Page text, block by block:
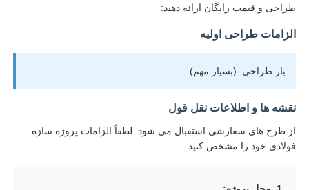
طراحی و قیمت رایگان ارائه دهید:
الزامات طراحی اولیه
بار طراحی: (بسیار مهم)
نقشه ها و اطلاعات نقل قول
از طرح های سفارشی استقبال می شود. لطفاً الزامات پروژه سازه
فولادی خود را مشخص کنید: